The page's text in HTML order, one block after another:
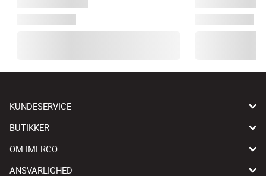
KUNDESERVICE
BUTIKKER
OM IMERCO
ANSVARLIGHED